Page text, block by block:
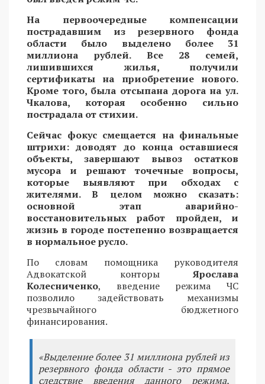
На первоочередные компенсации
пострадавшим из резервного фонда
области было выделено более 31
миллиона рублей. Все 28 семей,
лишившихся жилья, получили
сертификаты на приобретение нового.
Кроме того, была отсыпана дорога на ул.
Чкалова, которая особенно сильно
пострадала от стихии.
Сейчас фокус смещается на финальные
штрихи: доводят до конца оставшиеся
объекты, завершают вывоз остатков
мусора и решают точечные вопросы,
которые выявляют при обходах с
жителями. В целом можно сказать:
основной этап аварийно-
восстановительных работ пройден, и
жизнь в городе постепенно возвращается
в нормальное русло.
По словам помощника руководителя
Адвокатской конторыЯрослава
Колесниченко, введение режима ЧС
позволило задействовать механизмы
чрезвычайного бюджетного
финансирования.
«Выделение более 31 миллиона рублей из
резервного фонда области - это прямое
следствие введения данного режима,